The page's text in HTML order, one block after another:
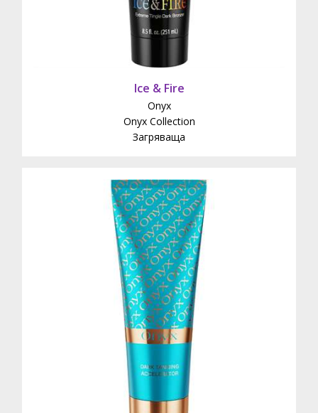
Ice & Fire
Onyx
Onyx Collection
Загряваща